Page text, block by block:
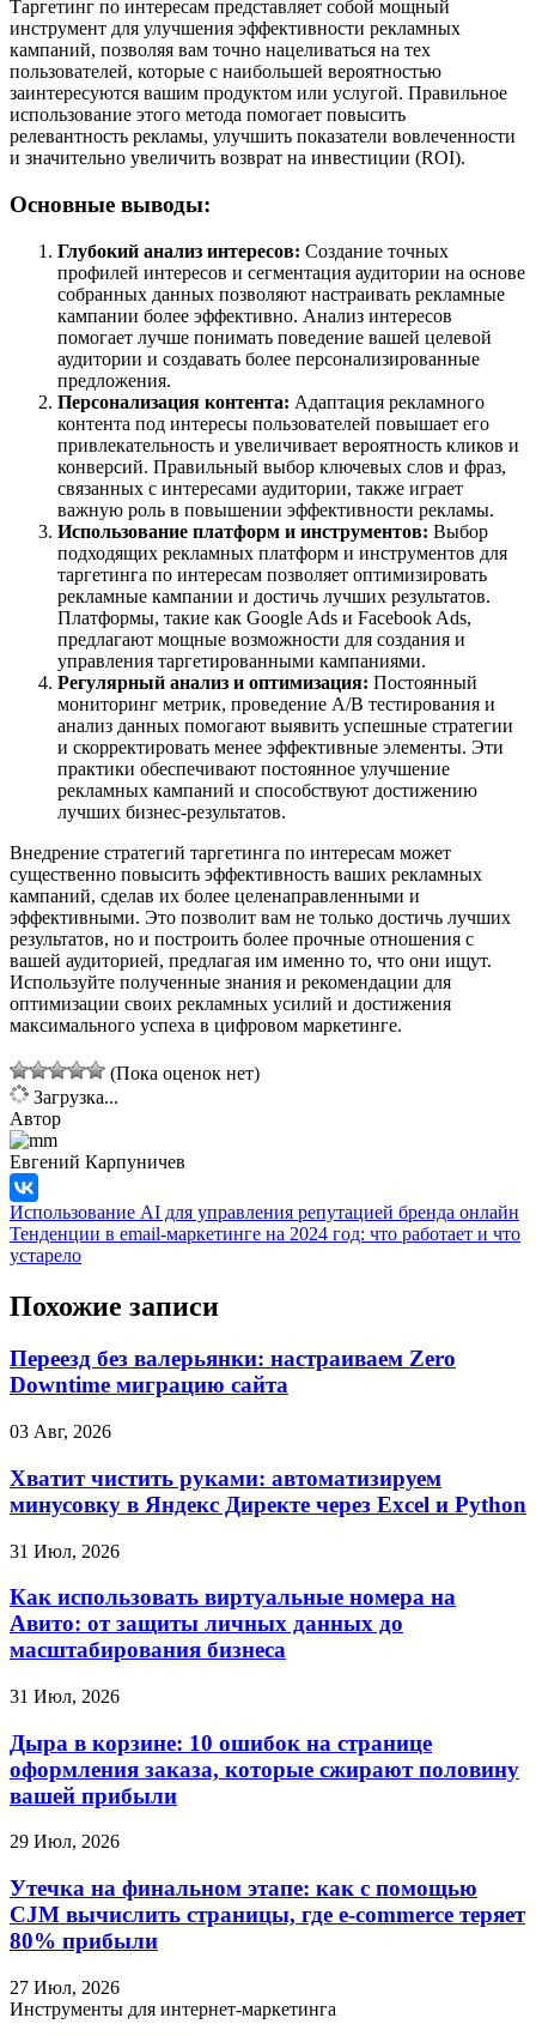
Таргетинг по интересам представляет собой мощный
инструмент для улучшения эффективности рекламных
кампаний, позволяя вам точно нацеливаться на тех
пользователей, которые с наибольшей вероятностью
заинтересуются вашим продуктом или услугой. Правильное
использование этого метода помогает повысить
релевантность рекламы, улучшить показатели вовлеченности
и значительно увеличить возврат на инвестиции (ROI).
Основные выводы:
Глубокий анализ интересов: Создание точных
профилей интересов и сегментация аудитории на основе
собранных данных позволяют настраивать рекламные
кампании более эффективно. Анализ интересов
помогает лучше понимать поведение вашей целевой
аудитории и создавать более персонализированные
предложения.
Персонализация контента: Адаптация рекламного
контента под интересы пользователей повышает его
привлекательность и увеличивает вероятность кликов и
конверсий. Правильный выбор ключевых слов и фраз,
связанных с интересами аудитории, также играет
важную роль в повышении эффективности рекламы.
Использование платформ и инструментов: Выбор
подходящих рекламных платформ и инструментов для
таргетинга по интересам позволяет оптимизировать
рекламные кампании и достичь лучших результатов.
Платформы, такие как Google Ads и Facebook Ads,
предлагают мощные возможности для создания и
управления таргетированными кампаниями.
Регулярный анализ и оптимизация: Постоянный
мониторинг метрик, проведение A/B тестирования и
анализ данных помогают выявить успешные стратегии
и скорректировать менее эффективные элементы. Эти
практики обеспечивают постоянное улучшение
рекламных кампаний и способствуют достижению
лучших бизнес-результатов.
Внедрение стратегий таргетинга по интересам может
существенно повысить эффективность ваших рекламных
кампаний, сделав их более целенаправленными и
эффективными. Это позволит вам не только достичь лучших
результатов, но и построить более прочные отношения с
вашей аудиторией, предлагая им именно то, что они ищут.
Используйте полученные знания и рекомендации для
оптимизации своих рекламных усилий и достижения
максимального успеха в цифровом маркетинге.
(Пока оценок нет)
Загрузка...
Автор
Евгений Карпуничев
Использование AI для управления репутацией бренда онлайн
Тенденции в email-маркетинге на 2024 год: что работает и что
устарело
Похожие записи
Переезд без валерьянки: настраиваем Zero
Downtime миграцию сайта
03 Авг, 2026
Хватит чистить руками: автоматизируем
минусовку в Яндекс Директе через Excel и Python
31 Июл, 2026
Как использовать виртуальные номера на
Авито: от защиты личных данных до
масштабирования бизнеса
31 Июл, 2026
Дыра в корзине: 10 ошибок на странице
оформления заказа, которые сжирают половину
вашей прибыли
29 Июл, 2026
Утечка на финальном этапе: как с помощью
CJM вычислить страницы, где e-commerce теряет
80% прибыли
27 Июл, 2026
Инструменты для интернет-маркетинга